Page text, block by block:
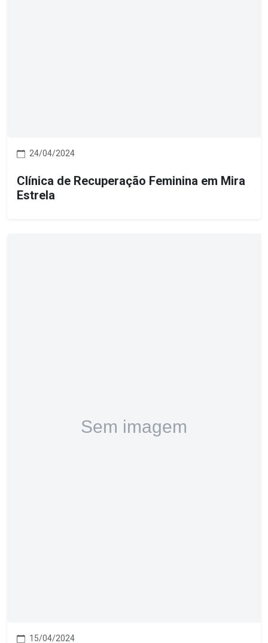
24/04/2024
Clínica de Recuperação Feminina em Mira
Estrela
15/04/2024